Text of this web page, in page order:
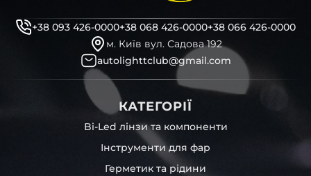
+38 093 426-0000+38 068 426-0000+38 066 426-0000
м. Київ вул. Садова 192
autolighttclub@gmail.com
КАТЕГОРІЇ
Bi-Led лінзи та компоненти
Інструменти для фар
Герметик та рідини